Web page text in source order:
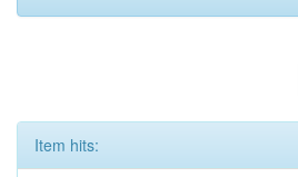
Item hits: